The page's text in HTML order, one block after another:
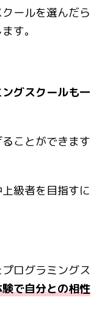
ールを選んだら
す。
グスクールも一
ことができます
級者を目指すに
ログラミングス
で自分との相性